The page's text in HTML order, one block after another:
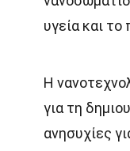
υγεία και το
Η
για τη
ανησυχίες